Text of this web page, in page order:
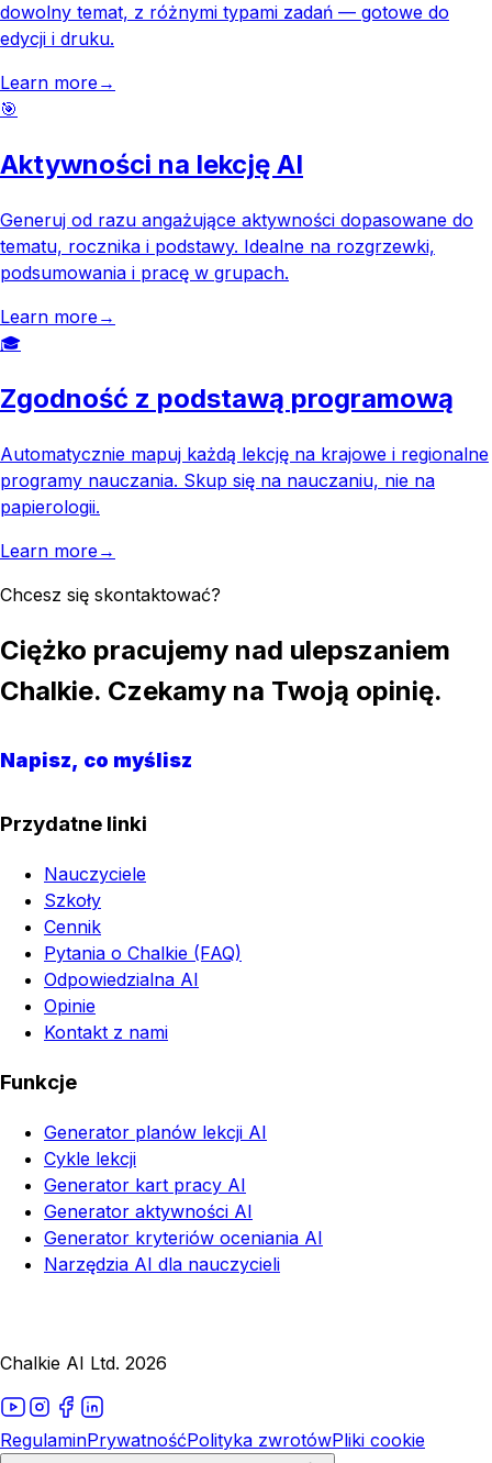
dowolny temat, z różnymi typami zadań — gotowe do
edycji i druku.
Learn more→
🎯
Aktywności na lekcję AI
Generuj od razu angażujące aktywności dopasowane do
tematu, rocznika i podstawy. Idealne na rozgrzewki,
podsumowania i pracę w grupach.
Learn more→
🎓
Zgodność z podstawą programową
Automatycznie mapuj każdą lekcję na krajowe i regionalne
programy nauczania. Skup się na nauczaniu, nie na
papierologii.
Learn more→
Chcesz się skontaktować?
Ciężko pracujemy nad ulepszaniem
Chalkie. Czekamy na Twoją opinię.
Napisz, co myślisz
Przydatne linki
Nauczyciele
Szkoły
Cennik
Pytania o Chalkie (FAQ)
Odpowiedzialna AI
Opinie
Kontakt z nami
Funkcje
Generator planów lekcji AI
Cykle lekcji
Generator kart pracy AI
Generator aktywności AI
Generator kryteriów oceniania AI
Narzędzia AI dla nauczycieli
Chalkie AI Ltd. 2026
RegulaminPrywatnośćPolityka zwrotówPliki cookie